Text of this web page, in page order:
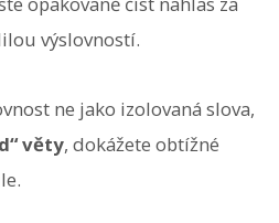
výslovností.
ne jako izolovaná slova,
věty, dokážete obtížné